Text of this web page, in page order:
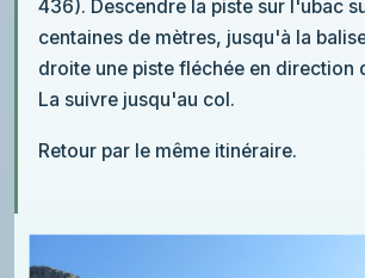
436). Descendre la piste sur l'ubac sur quelques
centaines de mètres, jusqu'à la balise 267. Prendre à
droite une piste fléchée en direction du col Mercière.
La suivre jusqu'au col.
Retour par le même itinéraire.